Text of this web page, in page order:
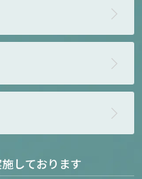
しております